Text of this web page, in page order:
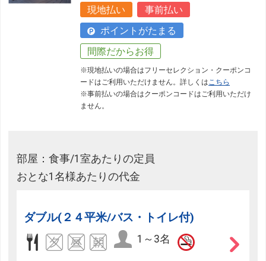
現地払い
事前払い
ポイントがたまる
間際だからお得
※現地払いの場合はフリーセレクション・クーポンコ
ードはご利用いただけません。詳しくはこちら
※事前払いの場合はクーポンコードはご利用いただけ
ません。
部屋：食事/1室あたりの定員
おとな1名様あたりの代金
ダブル(２４平米/バス・トイレ付)
1～3名